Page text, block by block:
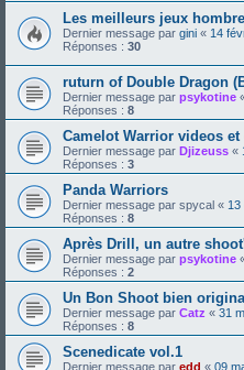
Les meilleurs jeux
Dernier message par gini « 14
Réponses : 30
ruturn of Double Dragon
Dernier message par psykotine
Réponses : 8
Camelot Warrior videos
Dernier message par Djizeuss «
Réponses : 3
Panda Warriors
Dernier message par spycal « 13
Réponses : 8
Après Drill, un autre
Dernier message par psykotine
Réponses : 2
Un Bon Shoot bien
Dernier message par Catz « 31
Réponses : 8
Scenedicate vol.1
Dernier message par edd « 09